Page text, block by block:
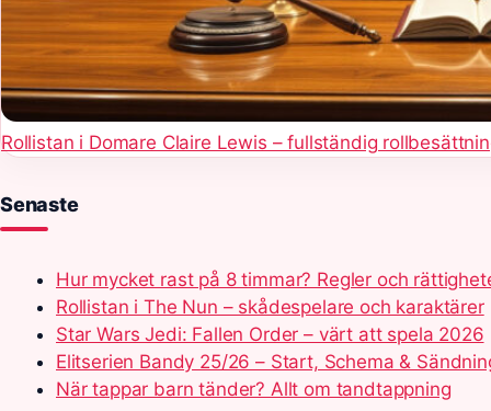
Rollistan i Domare Claire Lewis – fullständig
Senaste
Hur mycket rast på 8 timmar? Regler och
Rollistan i The Nun – skådespelare och karaktärer
Star Wars Jedi: Fallen Order – värt att spela 2026
Elitserien Bandy 25/26 – Start, Schema &
När tappar barn tänder? Allt om tandtappning